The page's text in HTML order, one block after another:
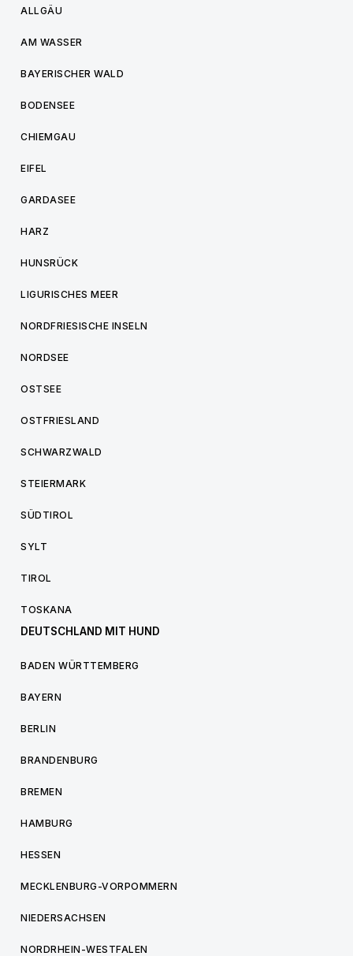
ALLGÄU
AM WASSER
BAYERISCHER WALD
BODENSEE
CHIEMGAU
EIFEL
GARDASEE
HARZ
HUNSRÜCK
LIGURISCHES MEER
NORDFRIESISCHE INSELN
NORDSEE
OSTSEE
OSTFRIESLAND
SCHWARZWALD
STEIERMARK
SÜDTIROL
SYLT
TIROL
TOSKANA
DEUTSCHLAND MIT HUND
BADEN WÜRTTEMBERG
BAYERN
BERLIN
BRANDENBURG
BREMEN
HAMBURG
HESSEN
MECKLENBURG-VORPOMMERN
NIEDERSACHSEN
NORDRHEIN-WESTFALEN